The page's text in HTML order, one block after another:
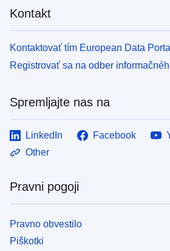
Kontakt
Kontaktovať tím European Data Portal
Registrovať sa na odber
Spremljajte nas na
LinkedIn Facebook
Other
Pravni pogoji
Pravno obvestilo
Piškotki